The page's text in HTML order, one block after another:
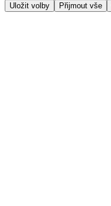
Uložit volby Přijmout vše